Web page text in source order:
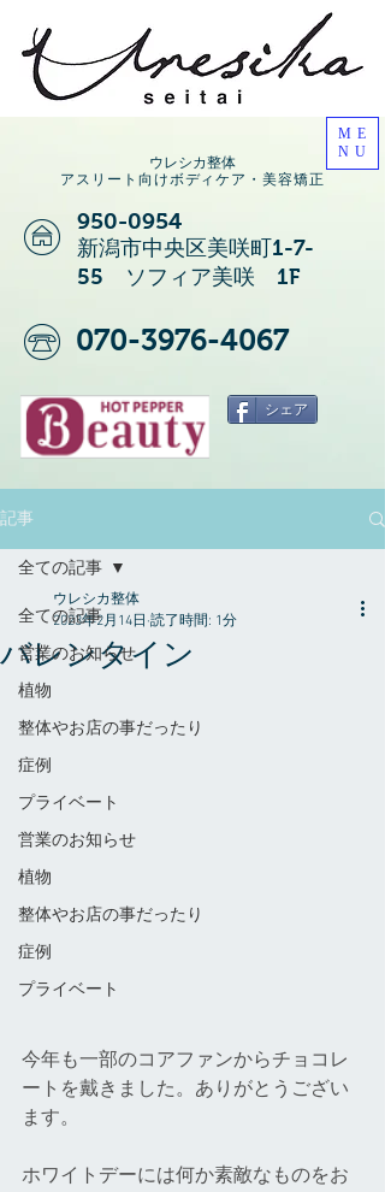
ウレシカ整体
アスリート向けボディケア・美容矯正
ME
NU
950-0954
新潟市中央区美咲町1-7-
55 ソフィア美咲 1F
070-3976-4067
シェア
記事
全ての記事
営業のお知らせ
植物
整体やお店の事だったり
症例
プライベート
営業のお知らせ
植物
整体やお店の事だったり
症例
プライベート
全ての記事
バレンタイン
ウレシカ整体
2023年2月14日 読了時間: 1分
今年も一部のコアファンからチョコレ
ートを戴きました。ありがとうござい
ます。
ホワイトデーには何か素敵なものをお